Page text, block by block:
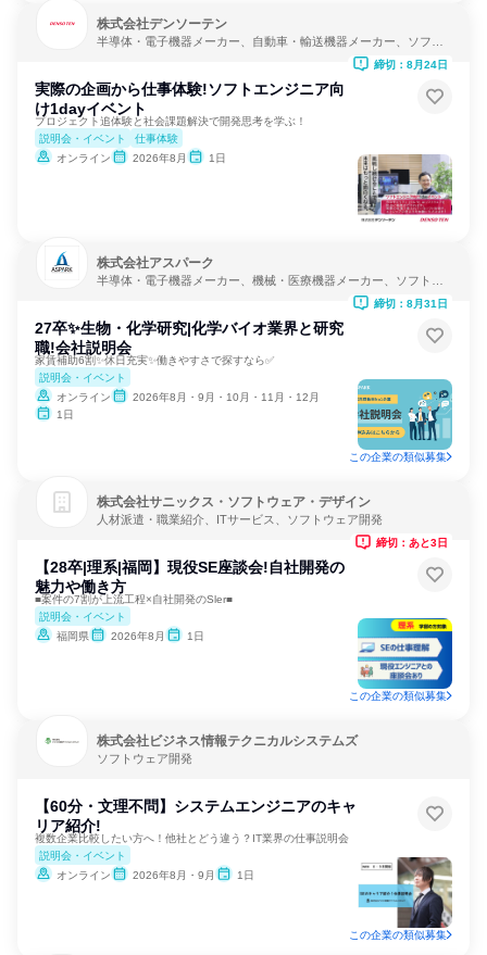
株式会社デンソーテン
半導体・電子機器メーカー、自動車・輸送機器メーカー、ソフト
実際の企画から仕事体験!ソフトエンジニア向
け1dayイベント
プロジェクト追体験と社会課題解決で開発思考を学ぶ！
説明会・イベント
仕事体験
オンライン
2026年8月 1日
締切：8月24日
株式会社アスパーク
半導体・電子機器メーカー、機械・医療機器メーカー、ソフトウ
27卒✨️生物・化学研究|化学バイオ業界と研究
職!会社説明会
家賃補助6割✨️休日充実✨️働きやすさで探すなら✅️
説明会・イベント
オンライン
2026年8月・9月・10月・11月・12月
1日
締切：8月31日
この企業の類似募集
株式会社サニックス・ソフトウェア・デザイン
人材派遣・職業紹介、ITサービス、ソフトウェア開発
【28卒|理系|福岡】現役SE座談会!自社開発の
魅力や働き方
■案件の7割が上流工程×自社開発のSler■
説明会・イベント
福岡県
2026年8月 1日
締切：あと3日
この企業の類似募集
株式会社ビジネス情報テクニカルシステムズ
ソフトウェア開発
【60分・文理不問】システムエンジニアのキャ
リア紹介!
複数企業比較したい方へ！他社とどう違う？IT業界の仕事説明会
説明会・イベント
オンライン
2026年8月・9月 1日
この企業の類似募集